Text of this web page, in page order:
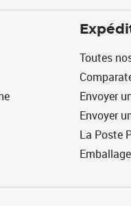
Toutes
Envoyer
Envoyer
La Poste